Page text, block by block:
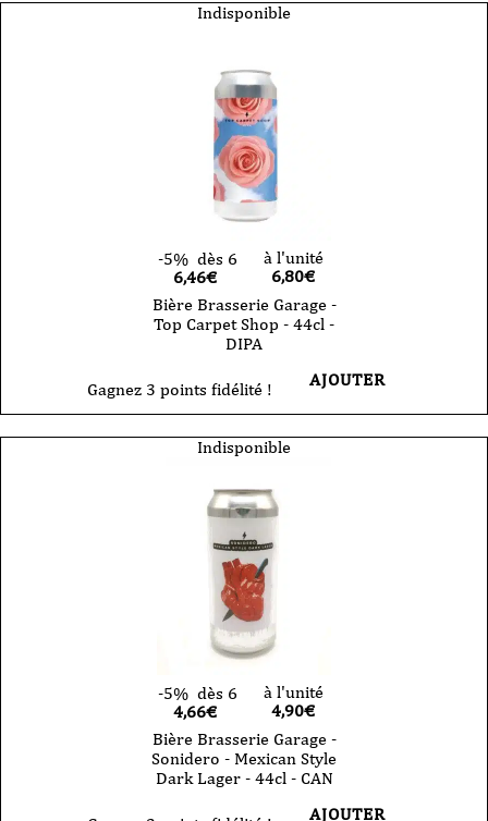
Indisponible
-5% dès 6
6,46€
à l'unité
6,80€
Bière Brasserie Garage -
Top Carpet Shop - 44cl -
DIPA
Gagnez 3 points fidélité ! AJOUTER
Indisponible
-5% dès 6
4,66€
à l'unité
4,90€
Bière Brasserie Garage -
Sonidero - Mexican Style
Dark Lager - 44cl - CAN
AJOUTER